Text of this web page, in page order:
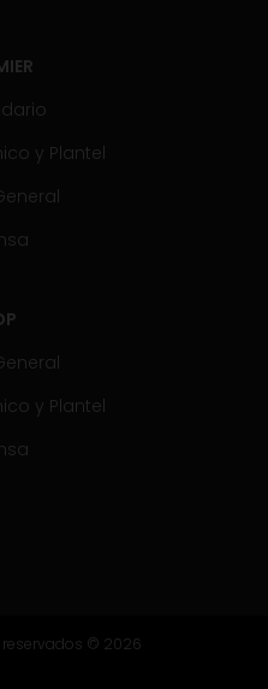
y Plantel
y Plantel
© 2026